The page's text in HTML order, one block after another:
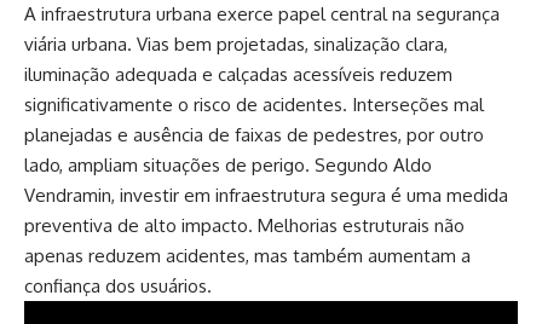
A infraestrutura urbana exerce papel central na segurança
viária urbana. Vias bem projetadas, sinalização clara,
iluminação adequada e calçadas acessíveis reduzem
significativamente o risco de acidentes. Interseções mal
planejadas e ausência de faixas de pedestres, por outro
lado, ampliam situações de perigo. Segundo Aldo
Vendramin, investir em infraestrutura segura é uma medida
preventiva de alto impacto. Melhorias estruturais não
apenas reduzem acidentes, mas também aumentam a
confiança dos usuários.